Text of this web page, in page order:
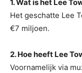
1. Wat is het Lee
Het geschatte Lee
€7 miljoen.
2. Hoe heeft Lee
Voornamelijk via